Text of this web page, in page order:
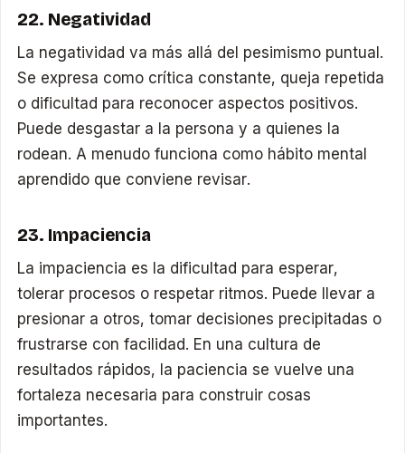
22. Negatividad
La negatividad va más allá del pesimismo puntual.
Se expresa como crítica constante, queja repetida
o dificultad para reconocer aspectos positivos.
Puede desgastar a la persona y a quienes la
rodean. A menudo funciona como hábito mental
aprendido que conviene revisar.
23. Impaciencia
La impaciencia es la dificultad para esperar,
tolerar procesos o respetar ritmos. Puede llevar a
presionar a otros, tomar decisiones precipitadas o
frustrarse con facilidad. En una cultura de
resultados rápidos, la paciencia se vuelve una
fortaleza necesaria para construir cosas
importantes.